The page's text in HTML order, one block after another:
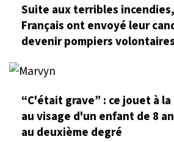
Suite aux terribles
Français ont envoyé leur
devenir pompiers volontaires
“C'était grave” : ce jouet à
au visage d'un enfant de 8
au deuxième degré